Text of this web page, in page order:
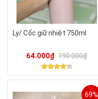
Ly/ Cốc giữ nhiệt 750ml
64.000₫ 190.000₫
69%